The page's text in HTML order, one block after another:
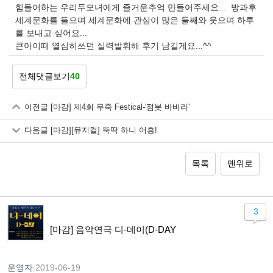
힘들어하는 우리두모녀에게 즐거운추억 만들어주세요... 방과후
세계문화를 들으며 세계문화에 관심이 많은 둘째와 웃으며 하루
를 보내고 싶어요...
큰아이때 열심히쓰던 실력발휘해 후기 남길게요...^^
전체댓글보기40
이전글 [마감] 제4회 무죽 Festical-'점봇 바바라'
다음글 [마감][뮤지컬] 뚝딱 하니 어흥!
목록 맨위로
[마감] 음악연극 디-데이(D-DAY
운영자 2019-06-19
3